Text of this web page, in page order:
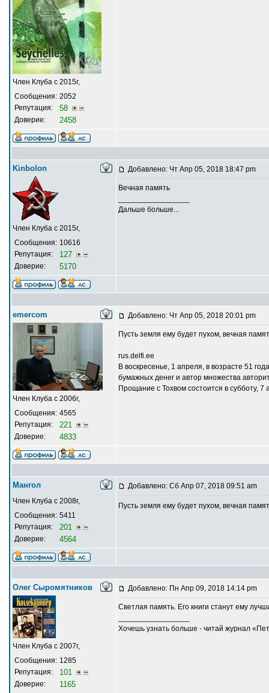
Член Клуба с 2015г,
Сообщения: 2052
Репутация:
58
Доверие: 2458
Kinbolon
Член Клуба с 2015г,
Сообщения: 10616
Репутация:
127
Доверие: 5170
Добавлено: Чт Апр 05, 2018 18:47 pm
Вечная память
Дальше больше...
emercom
Член Клуба с 2006г,
Сообщения: 4565
Репутация:
221
Доверие: 4833
Добавлено: Чт Апр 05, 2018 20:01 pm
Пусть земля ему будет пухом, вечная
rus.delfi.ee
В воскресенье, 1 апреля, в возрасте 51
бумажных денег и автор множества
Прощание с Тохвом состоится в субботу, 7
Мангол
Член Клуба с 2008г,
Сообщения: 5411
Репутация:
201
Доверие: 4564
Добавлено: Сб Апр 07, 2018 09:51 am
Пусть земля ему будет пухом, вечная
Олег Сыромятников
Член Клуба с 2007г,
Сообщения: 1285
Репутация:
101
Доверие: 1165
Добавлено: Пн Апр 09, 2018 14:14 pm
Светлая память. Его книги станут ему
Хочешь узнать больше - читай журнал